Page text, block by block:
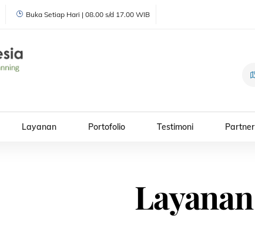
Buka Setiap Hari | 08.00 s/d 17.00 WIB
Layanan Portofolio Testimoni Partner
Icon
Layanan